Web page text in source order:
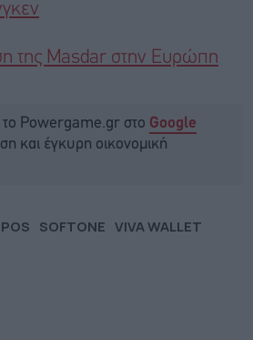
της Masdar στην Ευρώπη
Powergame.gr στο Google
και έγκυρη οικονομική
POS SOFTONE VIVA WALLET